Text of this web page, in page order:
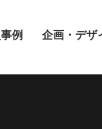
例 企画・デザ